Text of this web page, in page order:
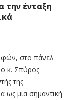
την ένταξη
στο πάνελ
ο κ. Σπύρος
της
ως μια σημαντική